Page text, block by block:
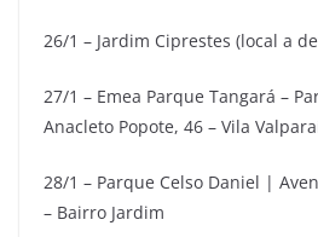
26/1 – Jardim Ciprestes (local a
27/1 – Emea Parque Tangará –
Anacleto Popote, 46 – Vila
28/1 – Parque Celso Daniel |
– Bairro Jardim